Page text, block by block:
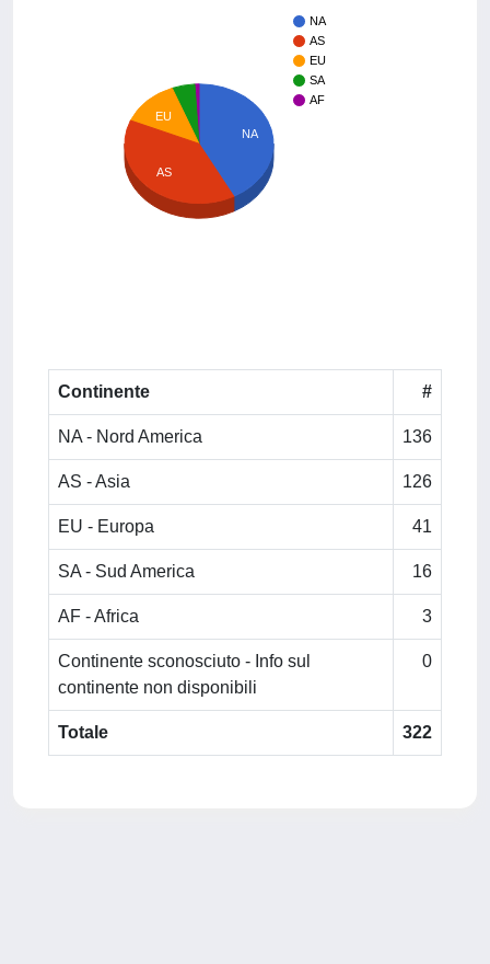
NA
AS
EU
SA
AF
NA
EU
AS
Continente #
NA - Nord America 136
AS - Asia 126
EU - Europa 41
SA - Sud America 16
AF - Africa 3
Continente sconosciuto - Info sul
continente non disponibili
0
Totale 322